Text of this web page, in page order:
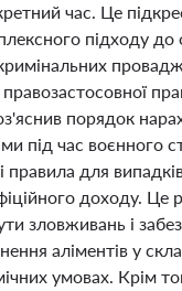
час. Це
підходу до
порядок
під час воєнного
правила для
доходу. Це
зловживань і
аліментів у
умовах. Крім